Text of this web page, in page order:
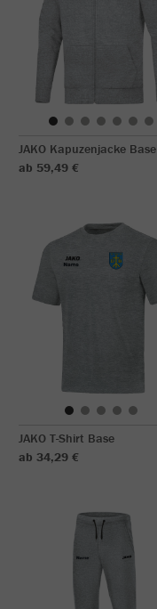
JAKO Kapuzenjacke Base
ab 59,49 €
JAKO T-Shirt Base
ab 34,29 €